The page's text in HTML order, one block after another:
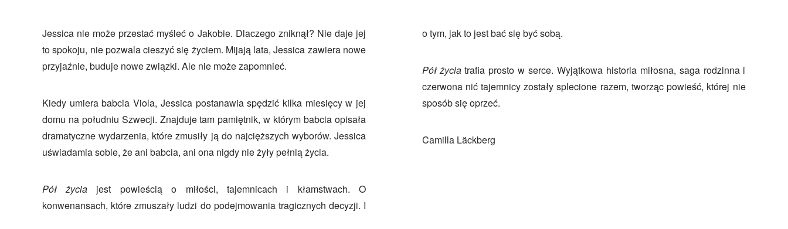
Jessica nie może przestać myśleć o Jakobie. Dlaczego zniknął? Nie daje jej
to spokoju, nie pozwala cieszyć się życiem. Mijają lata, Jessica zawiera nowe
przyjaźnie, buduje nowe związki. Ale nie może zapomnieć.
Kiedy umiera babcia Viola, Jessica postanawia spędzić kilka miesięcy w jej
domu na południu Szwecji. Znajduje tam pamiętnik, w którym babcia opisała
dramatyczne wydarzenia, które zmusiły ją do najcięższych wyborów. Jessica
uświadamia sobie, że ani babcia, ani ona nigdy nie żyły pełnią życia.
Pół życia jest powieścią o miłości, tajemnicach i kłamstwach. O
konwenansach, które zmuszały ludzi do podejmowania tragicznych decyzji. I
o tym, jak to jest bać się być sobą.
Pół życiatrafia prosto w serce. Wyjątkowa historia miłosna, saga rodzinna i
czerwona nić tajemnicy zostały splecione razem, tworząc powieść, której nie
sposób się oprzeć.
Camilla Läckberg